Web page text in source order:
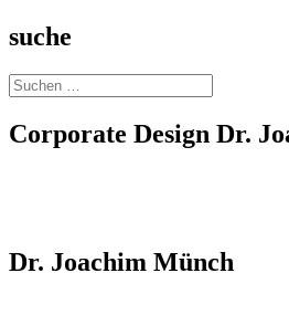
suche
Suchen
nach:
Corporate Design Dr.
Dr. Joachim Münch